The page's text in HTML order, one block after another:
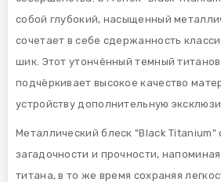
собой глубокий, насыщенный
сочетает в себе сдержанность
шик. Этот утончённый темный
подчёркивает высокое качество
устройству дополнительную
Металлический блеск "Black Titanium"
загадочности и прочности,
титана, в то же время сохраняя